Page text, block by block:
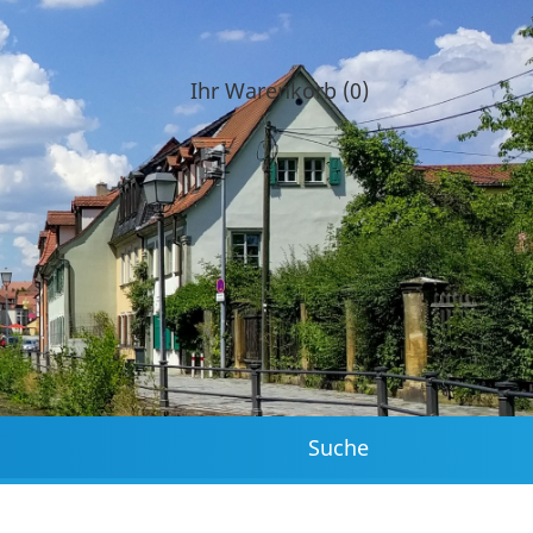
Ihr Warenkorb (0)
Suche